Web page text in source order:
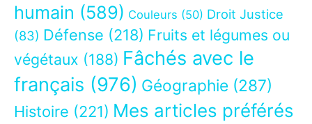
humain (589) Couleurs (50) Droit Justice
(83) Défense (218) Fruits et légumes ou
végétaux (188) Fâchés avec le
français (976) Géographie (287)
Histoire (221) Mes articles préférés